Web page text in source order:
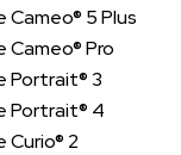
5 Plus
Pro
Portrait® 3
Portrait® 4
2